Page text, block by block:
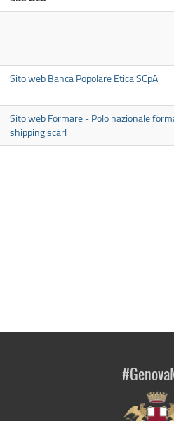
Sito web Banca Popolare Etica SCpA
Sito web Formare - Polo nazionale
shipping scarl